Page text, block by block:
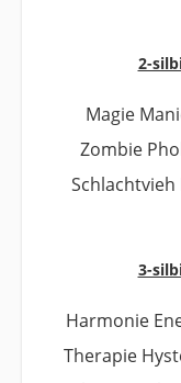
2-
Magie
Zombie
Schlachtvieh
3-
Harmonie
Therapie